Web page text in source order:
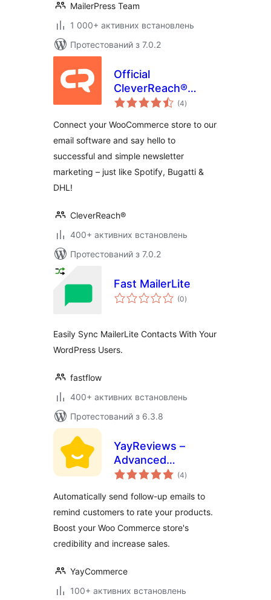
MailerPress Team
1 000+ активних встановлень
Протестований з 7.0.2
Official
CleverReach®
Plugin for
(4загальний
рейтинг
)
Connect your WooCommerce store to our
email software and say hello to
successful and simple newsletter
marketing – just like Spotify, Bugatti &
DHL!
CleverReach®
400+ активних встановлень
Протестований з 7.0.2
Fast MailerLite
(0загальний
рейтинг
)
Easily Sync MailerLite Contacts With Your
WordPress Users.
fastflow
400+ активних встановлень
Протестований з 6.3.8
YayReviews –
Advanced
Customer Reviews
(4загальний
рейтинг
)
Automatically send follow-up emails to
remind customers to rate your products.
Boost your Woo Commerce store's
credibility and increase sales.
YayCommerce
100+ активних встановлень